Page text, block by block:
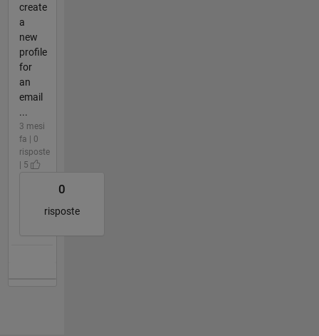
create
a
new
profile
for
an
email
...
3 mesi
fa | 0
risposte
| 5
0
risposte